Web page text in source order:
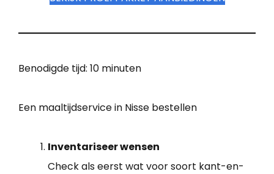
Benodigde tijd: 10 minuten
Een maaltijdservice in Nisse bestellen
Inventariseer wensen
Check als eerst wat voor soort kant-en-